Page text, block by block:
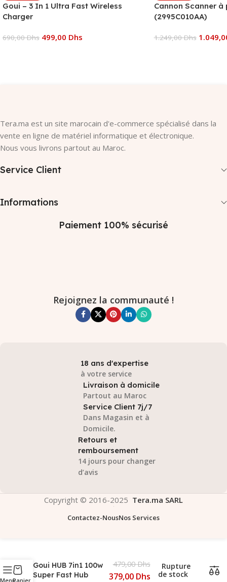
Goui – 3 In 1 Ultra Fast Wireless
Charger
690,00Dhs 499,00 Dhs
Cannon Scanner à
(2995C010AA)
1.249,00Dhs
Tera.ma est un site marocain d'e-commerce spécialisé dans la
vente en ligne de matériel informatique et électronique.
Nous vous livrons partout au Maroc.
Service Client
Informations
Paiement 100% sécurisé
Rejoignez la communauté !
18 ans d'expertise
à votre service
Livraison à domicile
Partout au Maroc
Service Client 7j/7
Dans Magasin et à
Domicile.
Retours et
remboursement
14 jours pour changer
d’avis
Copyright © 2016-2025 Tera.ma SARL
Contactez-NousNos Services
MenuPanier
Goui HUB 7in1 100w
Super Fast Hub
479,00Dhs
379,00 Dhs
Rupture
de stock